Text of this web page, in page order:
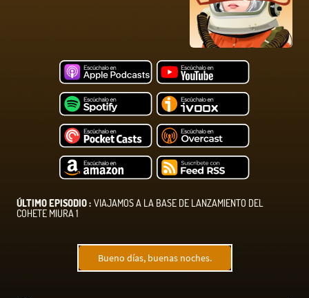
ÚLTIMO EPISODIO : VIAJAMOS A LA BASE DE LANZAMIENTO DEL
COHETE MIURA 1
Bueno días, buenas noches.